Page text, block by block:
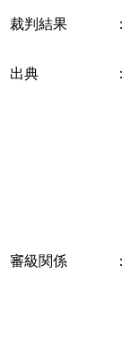
裁判結果 ：
出典 ：
審級関係 ：